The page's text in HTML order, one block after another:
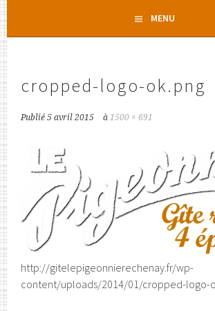
contenu
MENU
cropped-logo-ok.png
Publié5 avril 2015 à1500 × 691
http://gitelepigeonnierechenay.fr/wp-
content/uploads/2014/01/cropped-logo-